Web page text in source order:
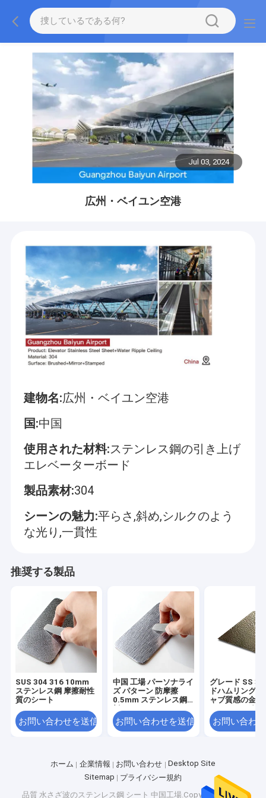
Jul 03, 2024
広州・ベイユン空港
建物名:広州・ベイユン空港
国:中国
使用された材料:ステンレス鋼の引き上げ
エレベーターボード
製品素材:304
シーンの魅力:平らさ,斜め,シルクのよう
な光り,一貫性
推奨する製品
SUS 304 316 10mm
ステンレス鋼 摩擦耐性
質のシート
お問い合わせを送信
中国 工場 パーソナライ
ズ パターン 防摩擦
0.5mm ステンレス鋼
板
お問い合わせを送信
グレード SS
ドハムリング
ャブ質感の金属
- ハムリングス
スステール食卓
お問い合わ
ホーム 企業情報 お問い合わせ
Desktop Site
Sitemap
プライバシー規約
品質 水さざ波のステンレス鋼 シート 中国工場.Copyright © 2026